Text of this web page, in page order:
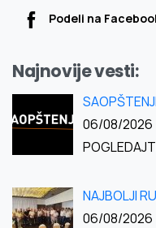
Podeli na
Najnovije vesti:
06/08/2026
NAJBOLJI
06/08/2026